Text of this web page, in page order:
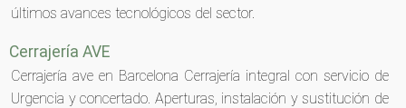
últimos avances tecnológicos del sector.
Cerrajería AVE
Cerrajería ave en Barcelona Cerrajería integral con servicio de
Urgencia y concertado. Aperturas, instalación y sustitución de